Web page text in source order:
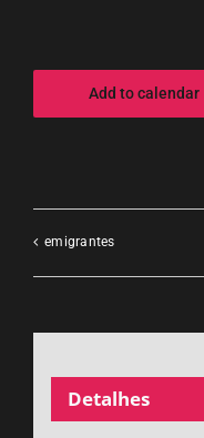
Add to calendar
emigrantes
Detalhes